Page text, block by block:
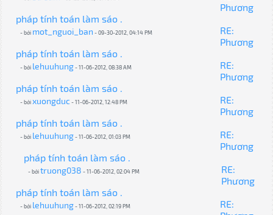
Phương
pháp tính toán làm sáo .
- bởi mot_nguoi_ban - 09-30-2012, 04:14 PM
RE:
Phương
pháp tính toán làm sáo .
- bởi lehuuhung- 11-06-2012, 08:38 AM
RE:
Phương
pháp tính toán làm sáo .
- bởixuongduc- 11-06-2012, 12:48 PM
RE:
Phương
pháp tính toán làm sáo .
- bởi lehuuhung- 11-06-2012, 01:03 PM
RE:
Phương
pháp tính toán làm sáo .
- bởitruong038 - 11-06-2012, 02:04 PM
RE:
Phương
pháp tính toán làm sáo .
- bởi lehuuhung- 11-06-2012, 02:19 PM
RE: